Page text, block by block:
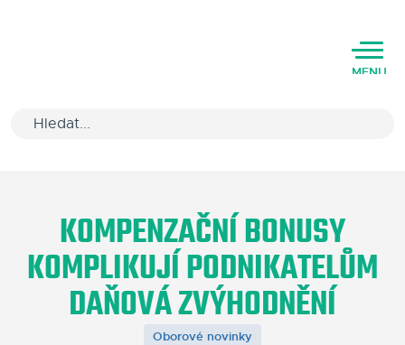
MENU
Varianty software
Školení
Podpora
KOMPENZAČNÍ BONUSY
KOMPLIKUJÍ PODNIKATELŮM
DAŇOVÁ ZVÝHODNĚNÍ
Oborové novinky